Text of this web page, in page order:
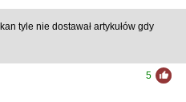
tyle nie dostawał artykułów gdy
5